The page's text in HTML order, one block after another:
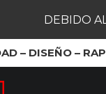
DEBIDO
– DISEÑO –